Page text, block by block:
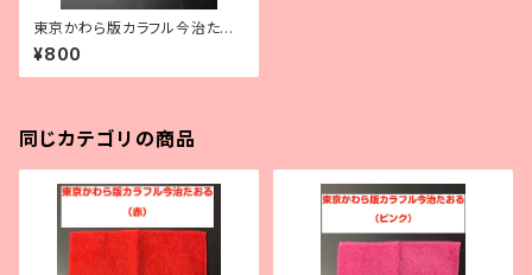
東京かわら版カラフル今治たお
る（青）
¥800
同じカテゴリの商品